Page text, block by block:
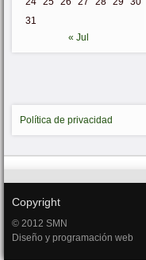
31
« Jul
Política de privacidad
Copyright
© 2012 SMN
Diseño y programación web